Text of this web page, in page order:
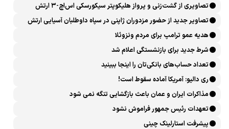
تصاویری از گشت‌زنی و پرواز هلیکوپتر سیکورسکی اس‌اچ-۳ ارتش
تصاویر جدید از حضور مزدوران ژاپنی در سپاه داوطلبان آسیایی ارتش
اوکراین
هدیه عمو ترامپ برای مردم ونزوئلا
شرط جدید برای بازنشستگی اعلام شد
تعداد حساب‌های بانکی‌تان را اینجا ببینید
ری دالیو: آمریکا آماده سقوط است!
مذاکرات ایران و عمان باعث بازگشایی تنگه نمی شود
تعهدات رئیس جمهور فراموش نشود
پیشرفت ‏استارلینک چینی